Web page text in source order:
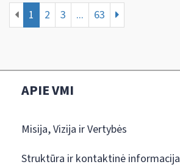
1 2 3 ... 63
APIE VMI
Misija, Vizija ir Vertybės
Struktūra ir kontaktinė informacija